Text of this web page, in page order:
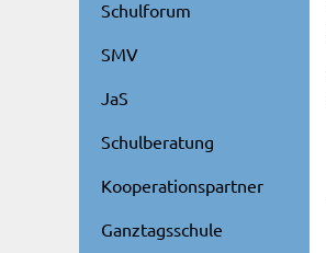
Schulforum
SMV
JaS
Schulberatung
Kooperationspartner
Ganztagsschule